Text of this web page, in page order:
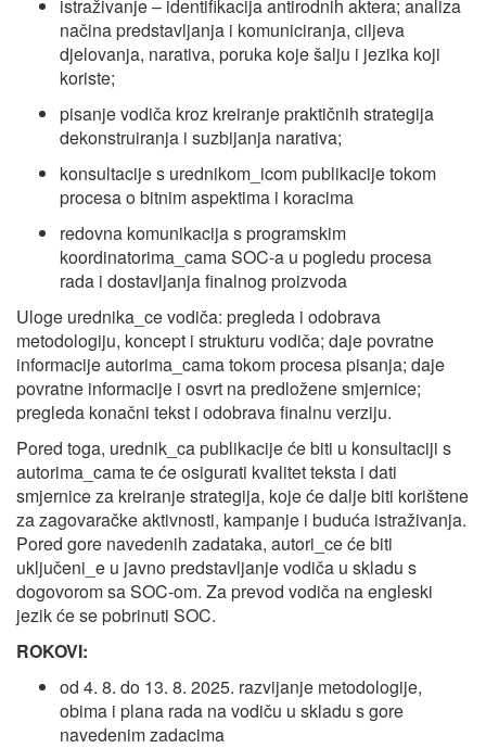
istraživanje – identifikacija antirodnih aktera; analiza
načina predstavljanja i komuniciranja, ciljeva
djelovanja, narativa, poruka koje šalju i jezika koji
koriste;
pisanje vodiča kroz kreiranje praktičnih strategija
dekonstruiranja i suzbijanja narativa;
konsultacije s urednikom_icom publikacije tokom
procesa o bitnim aspektima i koracima
redovna komunikacija s programskim
koordinatorima_cama SOC-a u pogledu procesa
rada i dostavljanja finalnog proizvoda
Uloge urednika_ce vodiča: pregleda i odobrava
metodologiju, koncept i strukturu vodiča; daje povratne
informacije autorima_cama tokom procesa pisanja; daje
povratne informacije i osvrt na predložene smjernice;
pregleda konačni tekst i odobrava finalnu verziju.
Pored toga, urednik_ca publikacije će biti u konsultaciji s
autorima_cama te će osigurati kvalitet teksta i dati
smjernice za kreiranje strategija, koje će dalje biti korištene
za zagovaračke aktivnosti, kampanje i buduća istraživanja.
Pored gore navedenih zadataka, autori_ce će biti
uključeni_e u javno predstavljanje vodiča u skladu s
dogovorom sa SOC-om. Za prevod vodiča na engleski
jezik će se pobrinuti SOC.
ROKOVI:
od 4. 8. do 13. 8. 2025. razvijanje metodologije,
obima i plana rada na vodiču u skladu s gore
navedenim zadacima